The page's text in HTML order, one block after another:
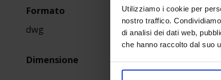
Utilizziamo i cookie per
nostro traffico.
di analisi dei dati web,
che hanno raccolto dal suo
Formato
dwg
Dimensione